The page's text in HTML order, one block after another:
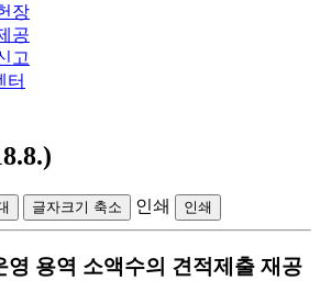
장
공
고
터
글자크기 축소 인쇄 인쇄
영 용역 소액수의 견적제출 재공